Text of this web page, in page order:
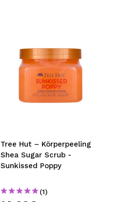
Tree Hut – Körperpeeling
Shea Sugar Scrub -
Sunkissed Poppy
(1)